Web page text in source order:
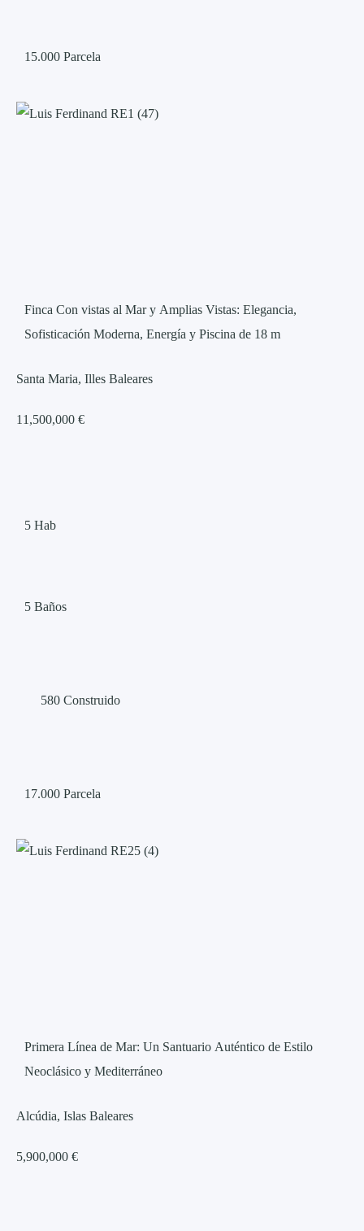
15.000 Parcela
Finca Con vistas al Mar y Amplias Vistas: Elegancia,
Sofisticación Moderna, Energía y Piscina de 18 m
Santa Maria, Illes Baleares
11,500,000 €
5 Hab
5 Baños
580 Construido
17.000 Parcela
Primera Línea de Mar: Un Santuario Auténtico de Estilo
Neoclásico y Mediterráneo
Alcúdia, Islas Baleares
5,900,000 €